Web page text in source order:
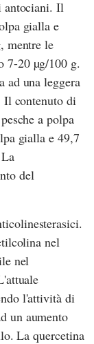
antociani. Il
gialla e
mentre le
7-20 µg/100 g.
ad una leggera
Il contenuto di
a polpa
gialla e 49,7
del
nel
nel
l'attività di
un aumento
La quercetina